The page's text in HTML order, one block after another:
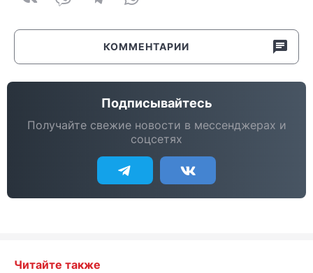
КОММЕНТАРИИ
Подписывайтесь
Получайте свежие новости в мессенджерах и
соцсетях
Читайте также